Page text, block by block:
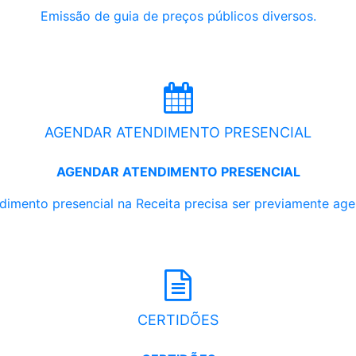
Emissão de guia de preços públicos diversos.
AGENDAR ATENDIMENTO PRESENCIAL
AGENDAR ATENDIMENTO PRESENCIAL
presencial na Receita precisa ser previamente
CERTIDÕES